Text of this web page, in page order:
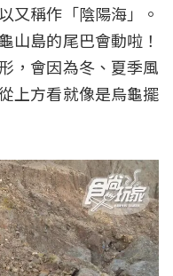
又稱作「陰陽海」。
山島的尾巴會動啦！
，會因為冬、夏季風
上方看就像是烏龜擺